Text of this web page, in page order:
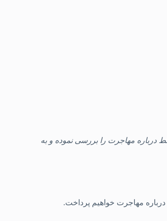
غلط درباره مهاجرت را بررسی نموده و به